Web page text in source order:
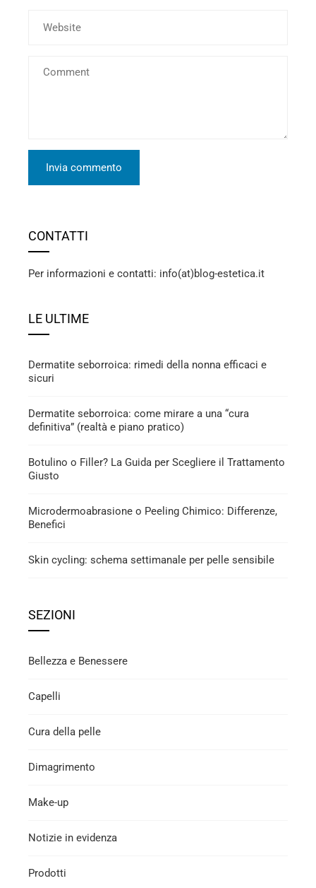
CONTATTI
Per informazioni e contatti: info(at)blog-estetica.it
LE ULTIME
Dermatite seborroica: rimedi della nonna efficaci e
sicuri
Dermatite seborroica: come mirare a una “cura
definitiva” (realtà e piano pratico)
Botulino o Filler? La Guida per Scegliere il Trattamento
Giusto
Microdermoabrasione o Peeling Chimico: Differenze,
Benefici
Skin cycling: schema settimanale per pelle sensibile
SEZIONI
Bellezza e Benessere
Capelli
Cura della pelle
Dimagrimento
Make-up
Notizie in evidenza
Prodotti